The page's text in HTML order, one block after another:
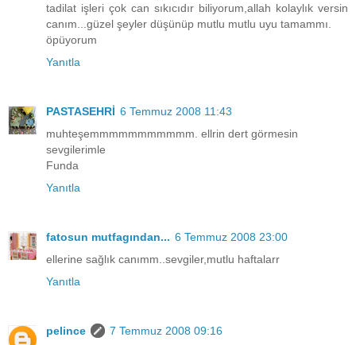
tadilat işleri çok can sıkıcıdır biliyorum,allah kolaylık versin
canım...güzel şeyler düşünüp mutlu mutlu uyu tamammı.
öpüyorum
Yanıtla
PASTASEHRİ 6 Temmuz 2008 11:43
muhteşemmmmmmmmmmm. ellrin dert görmesin
sevgilerimle
Funda
Yanıtla
fatosun mutfagından... 6 Temmuz 2008 23:00
ellerine sağlık canımm..sevgiler,mutlu haftalarr
Yanıtla
pelince
7 Temmuz 2008 09:16